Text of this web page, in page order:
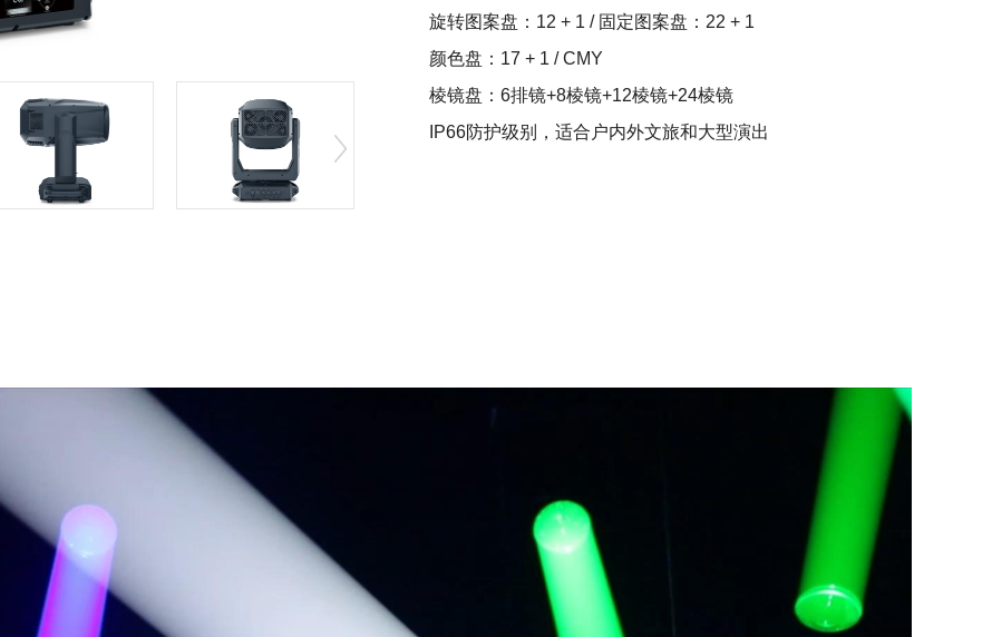
旋转图案盘：12 + 1 / 固定图案盘：22 + 1
颜色盘：17 + 1 / CMY
棱镜盘：6排镜+8棱镜+12棱镜+24棱镜
IP66防护级别，适合户内外文旅和大型演出